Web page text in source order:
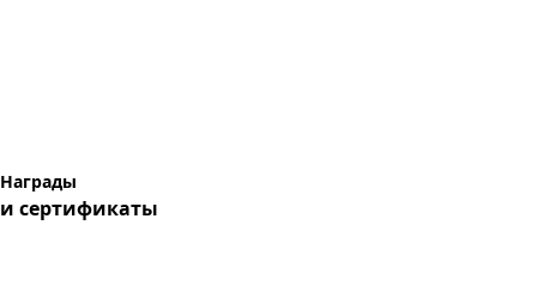
Награды
и сертификаты